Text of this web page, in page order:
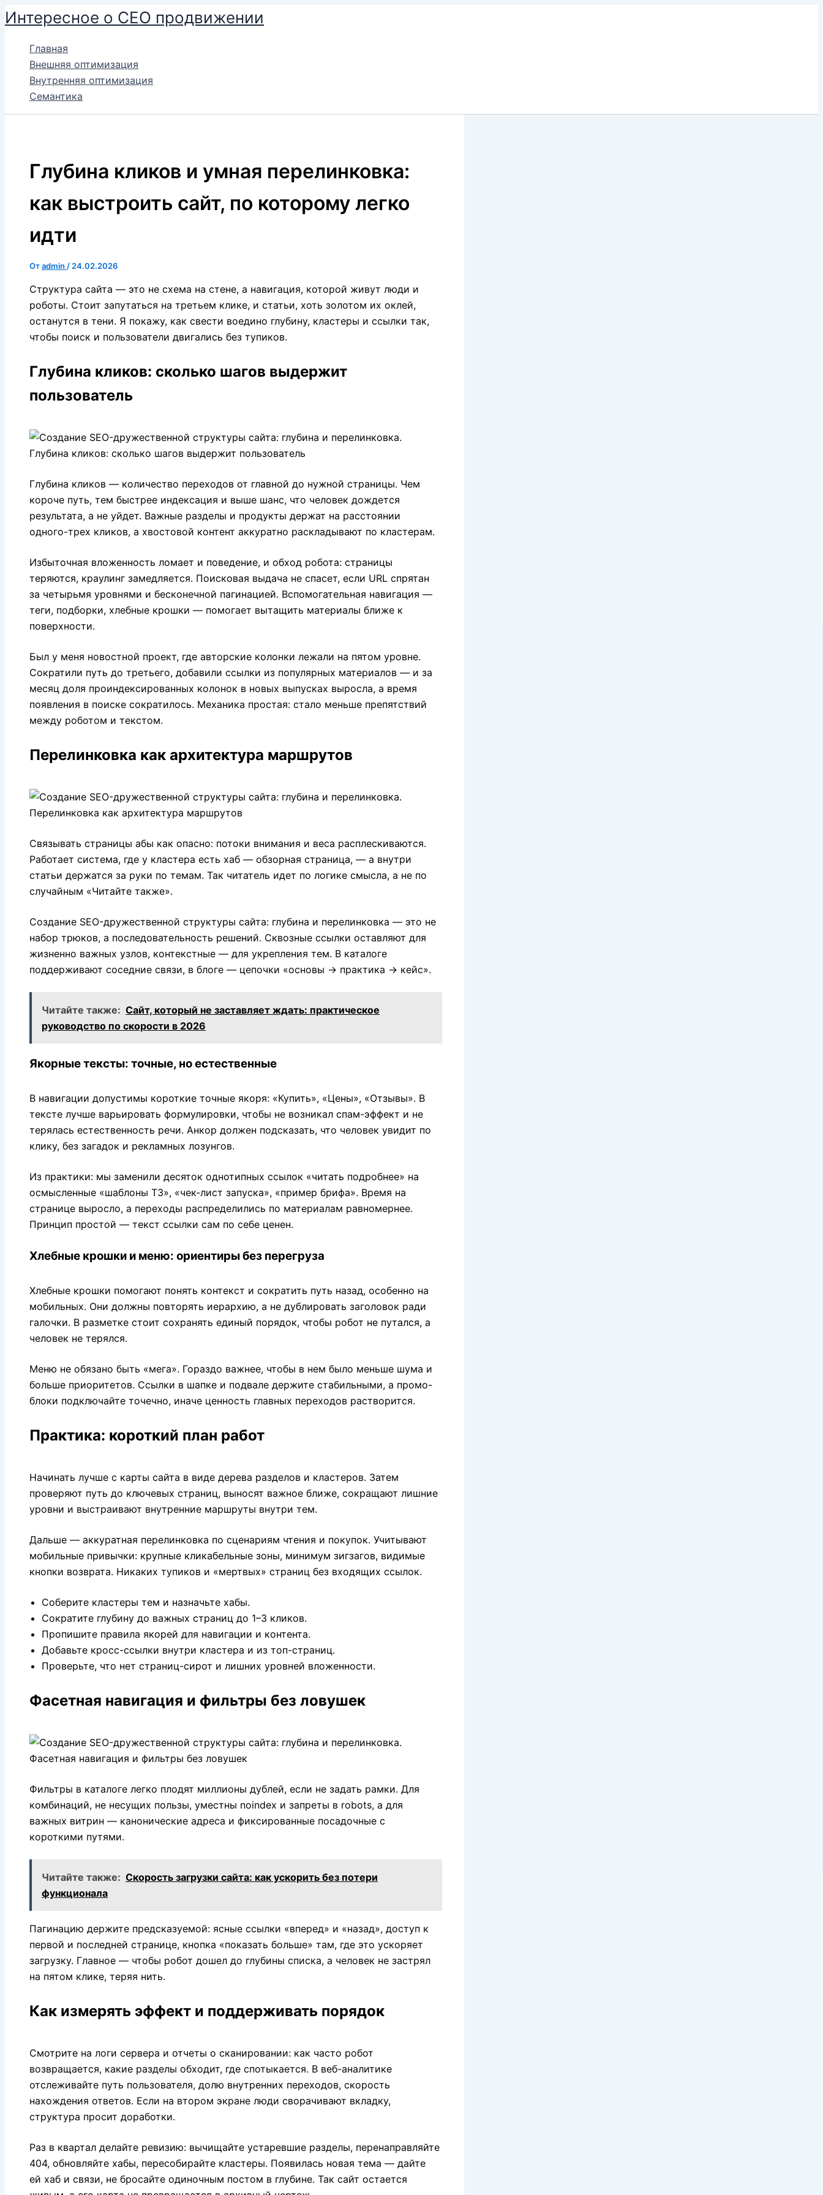
Перейти
к
содержимому
Интересное о СЕО продвижении
Главная
Внешняя оптимизация
Внутренняя оптимизация
Семантика
Глубина кликов и умная перелинковка:
как выстроить сайт, по которому легко
идти
Отadmin / 24.02.2026
Структура сайта — это не схема на стене, а навигация, которой живут люди и
роботы. Стоит запутаться на третьем клике, и статьи, хоть золотом их оклей,
останутся в тени. Я покажу, как свести воедино глубину, кластеры и ссылки так,
чтобы поиск и пользователи двигались без тупиков.
Глубина кликов: сколько шагов выдержит
пользователь
Глубина кликов — количество переходов от главной до нужной страницы. Чем
короче путь, тем быстрее индексация и выше шанс, что человек дождется
результата, а не уйдет. Важные разделы и продукты держат на расстоянии
одного-трех кликов, а хвостовой контент аккуратно раскладывают по кластерам.
Избыточная вложенность ломает и поведение, и обход робота: страницы
теряются, краулинг замедляется. Поисковая выдача не спасет, если URL спрятан
за четырьмя уровнями и бесконечной пагинацией. Вспомогательная навигация —
теги, подборки, хлебные крошки — помогает вытащить материалы ближе к
поверхности.
Был у меня новостной проект, где авторские колонки лежали на пятом уровне.
Сократили путь до третьего, добавили ссылки из популярных материалов — и за
месяц доля проиндексированных колонок в новых выпусках выросла, а время
появления в поиске сократилось. Механика простая: стало меньше препятствий
между роботом и текстом.
Перелинковка как архитектура маршрутов
Связывать страницы абы как опасно: потоки внимания и веса расплескиваются.
Работает система, где у кластера есть хаб — обзорная страница, — а внутри
статьи держатся за руки по темам. Так читатель идет по логике смысла, а не по
случайным «Читайте также».
Создание SEO-дружественной структуры сайта: глубина и перелинковка — это не
набор трюков, а последовательность решений. Сквозные ссылки оставляют для
жизненно важных узлов, контекстные — для укрепления тем. В каталоге
поддерживают соседние связи, в блоге — цепочки «основы → практика → кейс».
Читайте также: Сайт, который не заставляет ждать: практическое
руководство по скорости в 2026
Якорные тексты: точные, но естественные
В навигации допустимы короткие точные якоря: «Купить», «Цены», «Отзывы». В
тексте лучше варьировать формулировки, чтобы не возникал спам-эффект и не
терялась естественность речи. Анкор должен подсказать, что человек увидит по
клику, без загадок и рекламных лозунгов.
Из практики: мы заменили десяток однотипных ссылок «читать подробнее» на
осмысленные «шаблоны ТЗ», «чек-лист запуска», «пример брифа». Время на
странице выросло, а переходы распределились по материалам равномернее.
Принцип простой — текст ссылки сам по себе ценен.
Хлебные крошки и меню: ориентиры без перегруза
Хлебные крошки помогают понять контекст и сократить путь назад, особенно на
мобильных. Они должны повторять иерархию, а не дублировать заголовок ради
галочки. В разметке стоит сохранять единый порядок, чтобы робот не путался, а
человек не терялся.
Меню не обязано быть «мега». Гораздо важнее, чтобы в нем было меньше шума и
больше приоритетов. Ссылки в шапке и подвале держите стабильными, а промо-
блоки подключайте точечно, иначе ценность главных переходов растворится.
Практика: короткий план работ
Начинать лучше с карты сайта в виде дерева разделов и кластеров. Затем
проверяют путь до ключевых страниц, выносят важное ближе, сокращают лишние
уровни и выстраивают внутренние маршруты внутри тем.
Дальше — аккуратная перелинковка по сценариям чтения и покупок. Учитывают
мобильные привычки: крупные кликабельные зоны, минимум зигзагов, видимые
кнопки возврата. Никаких тупиков и «мертвых» страниц без входящих ссылок.
Соберите кластеры тем и назначьте хабы.
Сократите глубину до важных страниц до 1–3 кликов.
Пропишите правила якорей для навигации и контента.
Добавьте кросс-ссылки внутри кластера и из топ-страниц.
Проверьте, что нет страниц-сирот и лишних уровней вложенности.
Фасетная навигация и фильтры без ловушек
Фильтры в каталоге легко плодят миллионы дублей, если не задать рамки. Для
комбинаций, не несущих пользы, уместны noindex и запреты в robots, а для
важных витрин — канонические адреса и фиксированные посадочные с
короткими путями.
Читайте также: Скорость загрузки сайта: как ускорить без потери
функционала
Пагинацию держите предсказуемой: ясные ссылки «вперед» и «назад», доступ к
первой и последней странице, кнопка «показать больше» там, где это ускоряет
загрузку. Главное — чтобы робот дошел до глубины списка, а человек не застрял
на пятом клике, теряя нить.
Как измерять эффект и поддерживать порядок
Смотрите на логи сервера и отчеты о сканировании: как часто робот
возвращается, какие разделы обходит, где спотыкается. В веб-аналитике
отслеживайте путь пользователя, долю внутренних переходов, скорость
нахождения ответов. Если на втором экране люди сворачивают вкладку,
структура просит доработки.
Раз в квартал делайте ревизию: вычищайте устаревшие разделы, перенаправляйте
404, обновляйте хабы, пересобирайте кластеры. Появилась новая тема — дайте
ей хаб и связи, не бросайте одиночным постом в глубине. Так сайт остается